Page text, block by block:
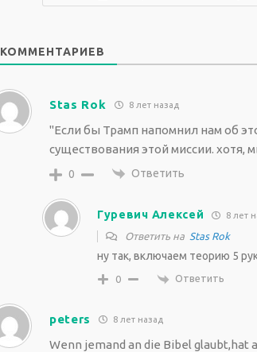
КОММЕНТАРИЕВ
Stas Rok 8 лет назад
"Если бы Трамп напомнил нам об
существования этой миссии. хотя,
0 Ответить
Гуревич Алексей 8 лет
Ответить на Stas Rok
ну так, включаем теорию 5
0 Ответить
peters 8 лет назад
Wenn jemand an die Bibel glaubt,hat